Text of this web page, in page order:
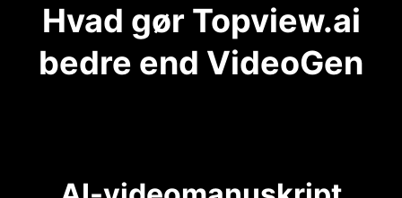
Hvad gør Topview.ai
bedre end VideoGen